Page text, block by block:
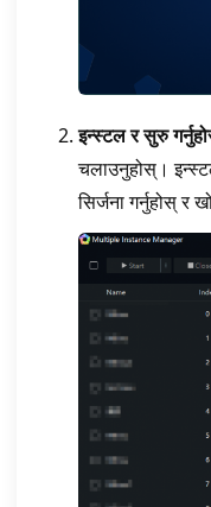
इन्स्टल र सुरु
चलाउनुहोस्।
सिर्जना गर्नुहोस् र